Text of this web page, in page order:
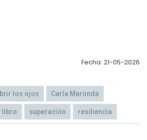
Fecha: 21-05-2026
los ojos Carla Maronda
libro superación resiliencia